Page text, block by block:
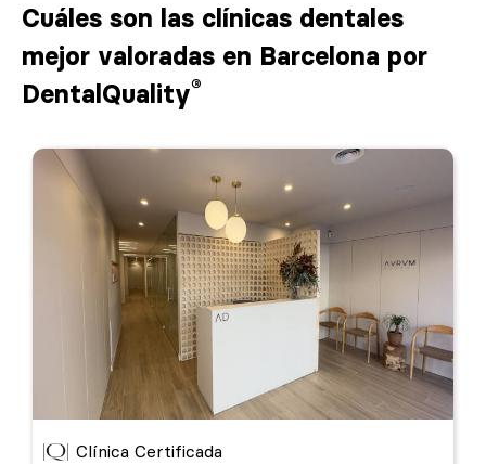
Cuáles son las clínicas dentales
mejor valoradas en Barcelona por
DentalQuality®
Clínica Certificada